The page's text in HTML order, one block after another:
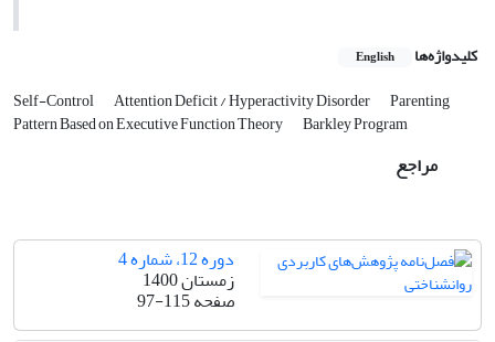
کلیدواژه‌ها English
Self-Control Attention Deficit / Hyperactivity Disorder Parenting
Pattern Based on Executive Function Theory Barkley Program
مراجع
دوره 12، شماره 4
زمستان 1400
صفحه97-115